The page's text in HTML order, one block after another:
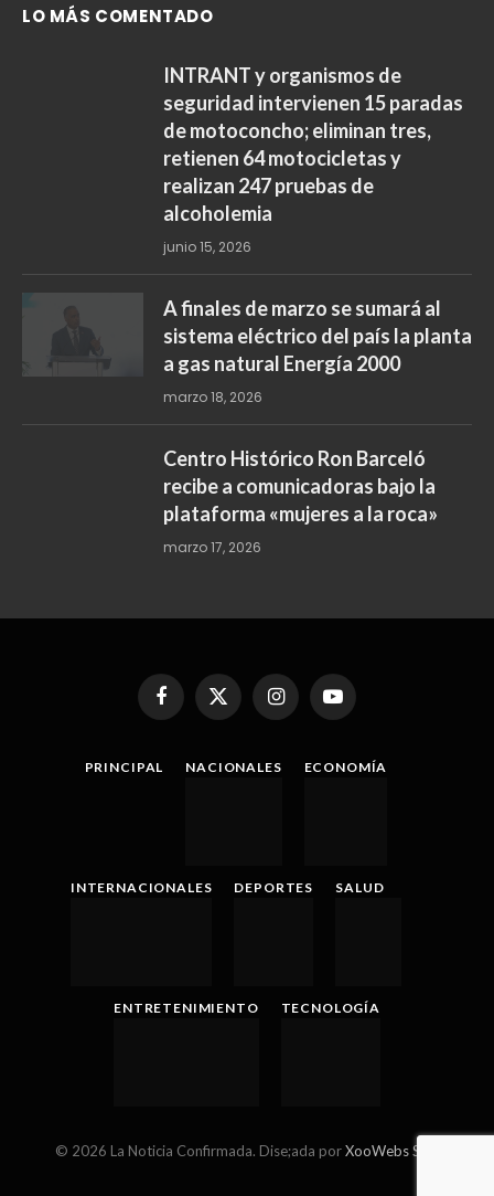
LO MÁS COMENTADO
INTRANT y organismos de
seguridad intervienen 15 paradas
de motoconcho; eliminan tres,
retienen 64 motocicletas y
realizan 247 pruebas de
alcoholemia
junio 15, 2026
A finales de marzo se sumará al
sistema eléctrico del país la planta
a gas natural Energía 2000
marzo 18, 2026
Centro Histórico Ron Barceló
recibe a comunicadoras bajo la
plataforma «mujeres a la roca»
marzo 17, 2026
FacebookX
(Twitter)
InstagramYouTube
PRINCIPAL NACIONALES ECONOMÍA
INTERNACIONALES DEPORTES SALUD
ENTRETENIMIENTO TECNOLOGÍA
© 2026 La Noticia Confirmada. Dise;ada porXooWebs SRL